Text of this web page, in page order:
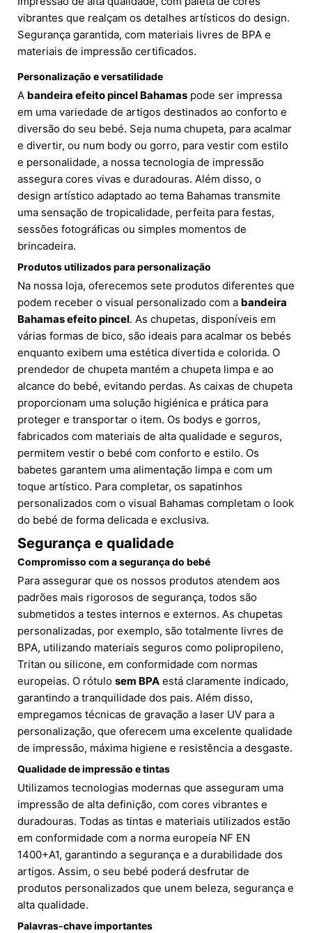
vibrantes que realçam os detalhes artísticos do design.
Segurança garantida, com materiais livres de BPA e
materiais de impressão certificados.
Personalização e versatilidade
A bandeira efeito pincel Bahamas pode ser impressa
em uma variedade de artigos destinados ao conforto e
diversão do seu bebé. Seja numa chupeta, para acalmar
e divertir, ou num body ou gorro, para vestir com estilo
e personalidade, a nossa tecnologia de impressão
assegura cores vivas e duradouras. Além disso, o
design artístico adaptado ao tema Bahamas transmite
uma sensação de tropicalidade, perfeita para festas,
sessões fotográficas ou simples momentos de
brincadeira.
Produtos utilizados para personalização
Na nossa loja, oferecemos sete produtos diferentes que
podem receber o visual personalizado com a bandeira
Bahamas efeito pincel. As chupetas, disponíveis em
várias formas de bico, são ideais para acalmar os bebés
enquanto exibem uma estética divertida e colorida. O
prendedor de chupeta mantém a chupeta limpa e ao
alcance do bebé, evitando perdas. As caixas de chupeta
proporcionam uma solução higiénica e prática para
proteger e transportar o item. Os bodys e gorros,
fabricados com materiais de alta qualidade e seguros,
permitem vestir o bebé com conforto e estilo. Os
babetes garantem uma alimentação limpa e com um
toque artístico. Para completar, os sapatinhos
personalizados com o visual Bahamas completam o look
do bebé de forma delicada e exclusiva.
Segurança e qualidade
Compromisso com a segurança do bebé
Para assegurar que os nossos produtos atendem aos
padrões mais rigorosos de segurança, todos são
submetidos a testes internos e externos. As chupetas
personalizadas, por exemplo, são totalmente livres de
BPA, utilizando materiais seguros como polipropileno,
Tritan ou silicone, em conformidade com normas
europeias. O rótulo sem BPA está claramente indicado,
garantindo a tranquilidade dos pais. Além disso,
empregamos técnicas de gravação a laser UV para a
personalização, que oferecem uma excelente qualidade
de impressão, máxima higiene e resistência a desgaste.
Qualidade de impressão e tintas
Utilizamos tecnologias modernas que asseguram uma
impressão de alta definição, com cores vibrantes e
duradouras. Todas as tintas e materiais utilizados estão
em conformidade com a norma europeia NF EN
1400+A1, garantindo a segurança e a durabilidade dos
artigos. Assim, o seu bebé poderá desfrutar de
produtos personalizados que unem beleza, segurança e
alta qualidade.
Palavras-chave importantes